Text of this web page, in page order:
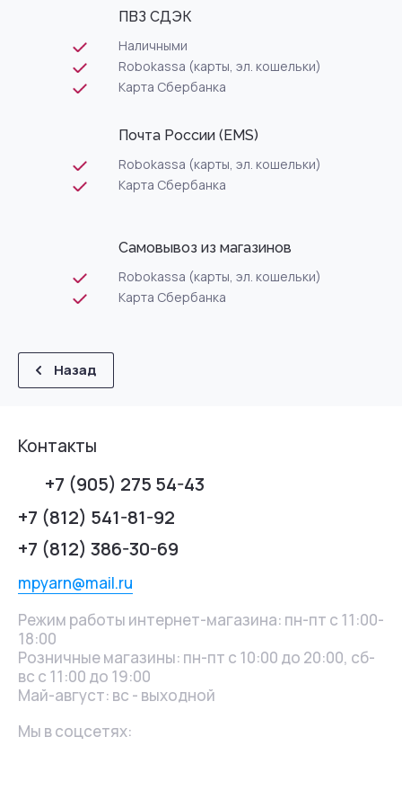
ПВЗ СДЭК
Наличными
Robokassa (карты, эл. кошельки)
Карта Сбербанка
Почта России (EMS)
Robokassa (карты, эл. кошельки)
Карта Сбербанка
Самовывоз из магазинов
Robokassa (карты, эл. кошельки)
Карта Сбербанка
Назад
Контакты
+7 (905) 275 54-43
+7 (812) 541-81-92
+7 (812) 386-30-69
mpyarn@mail.ru
Режим работы интернет-магазина: пн-пт с 11:00-
18:00
Розничные магазины: пн-пт с 10:00 до 20:00, сб-
вс с 11:00 до 19:00
Май-август: вс - выходной
Мы в соцсетях: